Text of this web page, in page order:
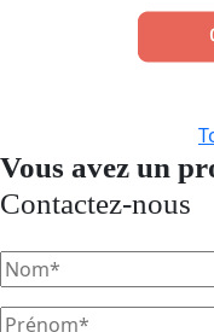
Vous avez un
Contactez-nous